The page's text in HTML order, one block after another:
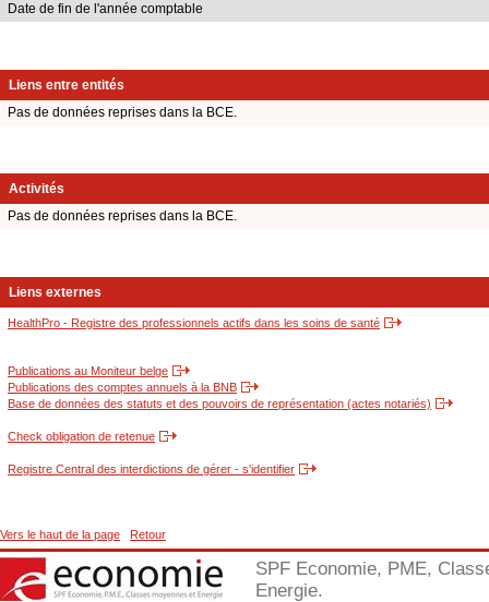
Date de fin de l'année comptable
Liens entre entités
Pas de données reprises dans la BCE.
Activités
Pas de données reprises dans la BCE.
Liens externes
HealthPro - Registre des professionnels actifs dans les soins de santé
Publications au Moniteur belge
Publications des comptes annuels à la BNB
Base de données des statuts et des pouvoirs de représentation (actes notariés)
Check obligation de retenue
Registre Central des interdictions de gérer - s'identifier
Vers le haut de la page Retour
SPF Economie, PME,
Energie.